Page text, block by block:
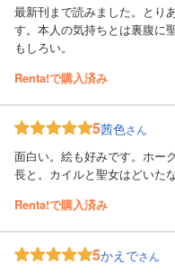
最新刊まで読みました。とり
す。本人の気持ちとは裏腹に
もしろい。
Renta!で購入済み
5茜色さん
面白い。絵も好みです。ホー
長と。カイルと聖女はどいた
Renta!で購入済み
5かえでさん